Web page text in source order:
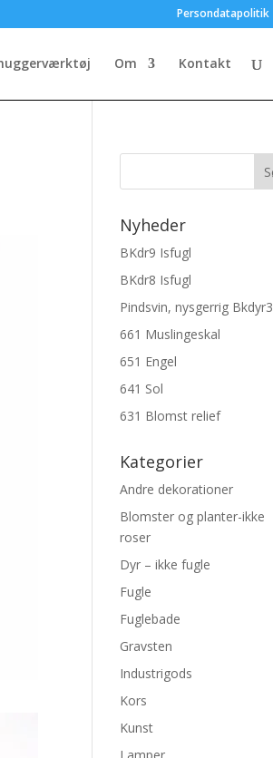
Persondatapolitik
Om Kontakt
Nyheder
BKdr9 Isfugl
BKdr8 Isfugl
Pindsvin, nysgerrig Bkdyr3
661 Muslingeskal
651 Engel
641 Sol
631 Blomst relief
Kategorier
Andre dekorationer
Blomster og planter-ikke
roser
Dyr – ikke fugle
Fugle
Fuglebade
Gravsten
Industrigods
Kors
Kunst